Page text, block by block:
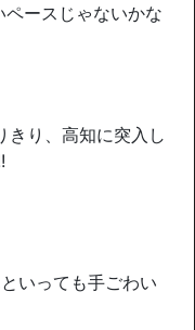
ースじゃないかな
きり、高知に突入し
いっても手ごわい